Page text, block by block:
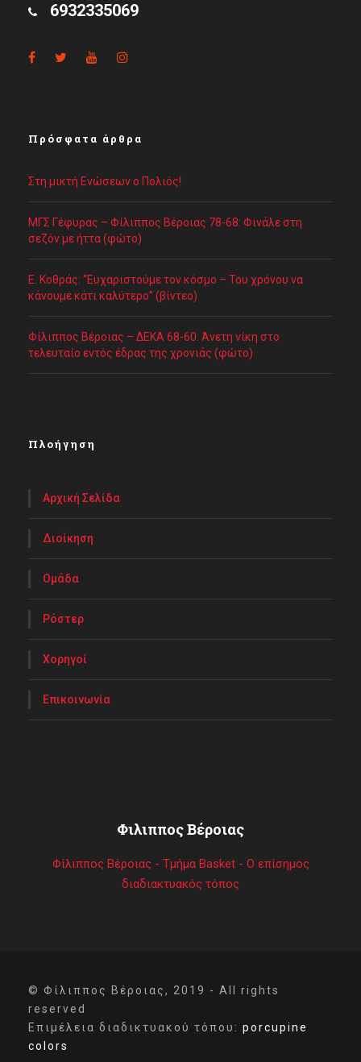
6932335069
Πρόσφατα άρθρα
Στη μικτή Ενώσεων ο Πολιός!
ΜΓΣ Γέφυρας – Φίλιππος Βέροιας 78-68: Φινάλε στη
σεζόν με ήττα (φώτο)
Ε. Κοθράς: “Ευχαριστούμε τον κόσμο – Του χρόνου να
κάνουμε κάτι καλύτερο” (βίντεο)
Φίλιππος Βέροιας – ΔΕΚΑ 68-60: Άνετη νίκη στο
τελευταίο εντός έδρας της χρονιάς (φώτο)
Πλοήγηση
Αρχική Σελίδα
Διοίκηση
Ομάδα
Ρόστερ
Χορηγοί
Επικοινωνία
Φιλιππος Βέροιας
Φίλιππος Βέροιας - Τμήμα Basket - Ο επίσημος
διαδιακτυακός τόπος
© Φίλιππος Βέροιας, 2019 - All rights
reserved
Επιμέλεια διαδικτυακού τόπου: porcupine
colors